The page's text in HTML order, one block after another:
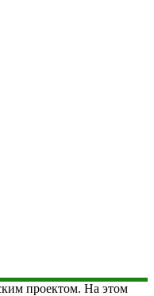
проектом. На этом